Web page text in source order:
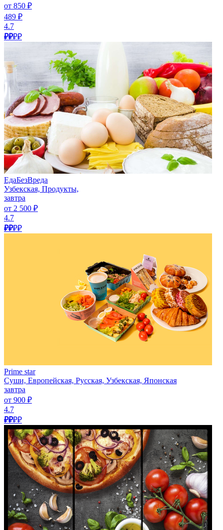
от 850 ₽
489 ₽
4.7
₽₽₽₽
ЕдаБезВреда
Узбекская, Продукты,
завтра
от 2 500 ₽
4.7
₽₽₽₽
Prime star
Суши, Европейская, Русская, Узбекская, Японская
завтра
от 900 ₽
4.7
₽₽₽₽